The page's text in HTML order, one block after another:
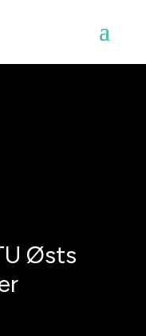
Østs